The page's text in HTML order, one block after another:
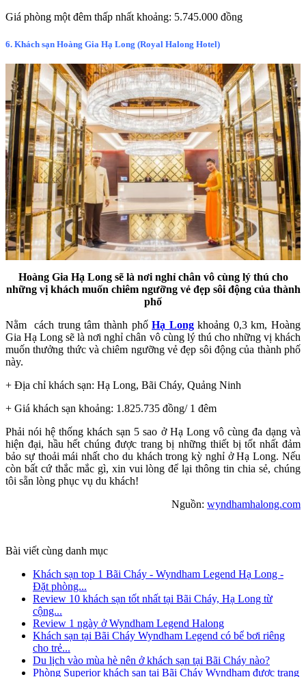
Giá phòng một đêm thấp nhất khoảng: 5.745.000 đồng
6. Khách sạn Hoàng Gia Hạ Long (Royal Halong Hotel)
Hoàng Gia Hạ Long sẽ là nơi nghỉ chân vô cùng lý thú cho
những vị khách muốn chiêm ngưỡng vẻ đẹp sôi động của thành
phố
Nằm cách trung tâm thành phốHạ Longkhoảng 0,3 km, Hoàng
Gia Hạ Long sẽ là nơi nghỉ chân vô cùng lý thú cho những vị khách
muốn thưởng thức và chiêm ngưỡng vẻ đẹp sôi động của thành phố
này.
+ Địa chỉ khách sạn: Hạ Long, Bãi Cháy, Quảng Ninh
+ Giá khách sạn khoảng: 1.825.735 đồng/ 1 đêm
Phải nói hệ thống khách sạn 5 sao ở Hạ Long vô cùng đa dạng và
hiện đại, hầu hết chúng được trang bị những thiết bị tốt nhất đảm
bảo sự thoải mái nhất cho du khách trong kỳ nghỉ ở Hạ Long. Nếu
còn bất cứ thắc mắc gì, xin vui lòng để lại thông tin chia sẻ, chúng
tôi sẵn lòng phục vụ du khách!
Nguồn: wyndhamhalong.com
Bài viết cùng danh mục
Khách sạn top 1 Bãi Cháy - Wyndham Legend Hạ Long -
Đặt phòng...
Review 10 khách sạn tốt nhất tại Bãi Cháy, Hạ Long từ
cộng...
Review 1 ngày ở Wyndham Legend Halong
Khách sạn tại Bãi Cháy Wyndham Legend có bể bơi riêng
cho trẻ...
Du lịch vào mùa hè nên ở khách sạn tại Bãi Cháy nào?
Phòng Superior khách sạn tại Bãi Cháy Wyndham được trang